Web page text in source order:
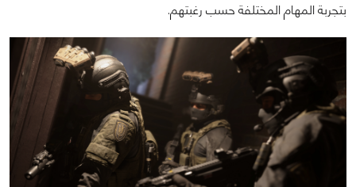
بتجربة المهام المختلفة حسب رغبتهم.